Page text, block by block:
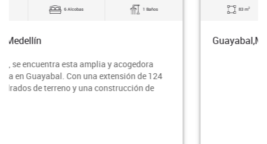
83 m2 3 Alcobas
Guayabal,Medellín